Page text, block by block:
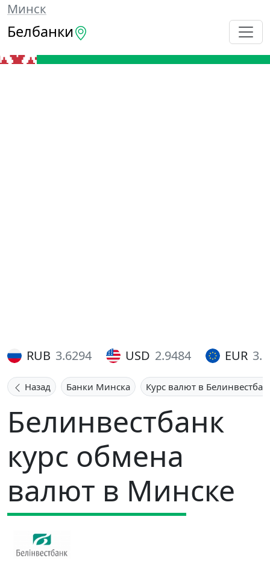
Минск
Белбанки
RUB 3.6294 USD 2.9484 EUR
Назад Банки Минска Курс валют в
Белинвестбанк
курс обмена
валют в Минске